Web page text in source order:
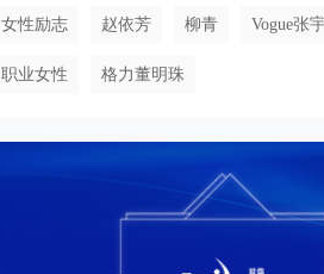
女性励志 赵依芳 柳青 Vogue张宇
职业女性 格力董明珠